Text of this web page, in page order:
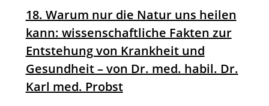
18. Warum nur die Natur uns heilen
kann: wissenschaftliche Fakten zur
Entstehung von Krankheit und
Gesundheit – von Dr. med. habil. Dr.
Karl med. Probst